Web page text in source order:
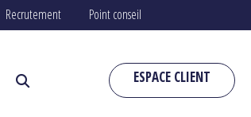
Recrutement Point conseil
ESPACE CLIENT